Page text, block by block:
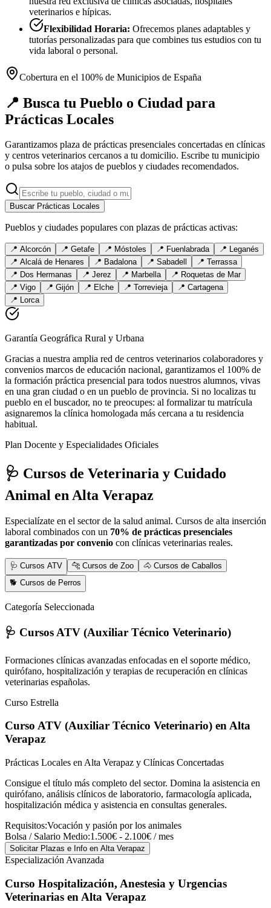
veterinarios e hípicas.
Flexibilidad Horaria: Ofrecemos planes adaptables y
tutorías personalizadas para que combines tus estudios con tu
vida laboral o personal.
Cobertura en el 100% de Municipios de España
📍 Busca tu Pueblo o Ciudad para
Prácticas Locales
Garantizamos plaza de prácticas presenciales concertadas en clínicas
y centros veterinarios cercanos a tu domicilio. Escribe tu municipio
o pulsa sobre los atajos de pueblos y ciudades recomendados.
Buscar Prácticas Locales
Pueblos y ciudades populares con plazas de prácticas activas:
📍 Alcorcón 📍 Getafe 📍 Móstoles 📍 Fuenlabrada 📍 Leganés
📍 Alcalá de Henares 📍 Badalona 📍 Sabadell 📍 Terrassa
📍 Dos Hermanas 📍 Jerez 📍 Marbella 📍 Roquetas de Mar
📍 Vigo 📍 Gijón 📍 Elche 📍 Torrevieja 📍 Cartagena
📍 Lorca
Garantía Geográfica Rural y Urbana
Gracias a nuestra amplia red de centros veterinarios colaboradores y
convenios marcos de educación nacional, garantizamos el 100% de
la formación práctica presencial para todos nuestros alumnos, vivas
en una gran ciudad o en un pueblo de provincia. Si no localizas tu
pueblo en el buscador, no te preocupes: al formalizar tu matrícula
asignaremos la clínica homologada más cercana a tu residencia
habitual.
Plan Docente y Especialidades Oficiales
🩺 Cursos de Veterinaria y Cuidado
Animal en Alta Verapaz
Especialízate en el sector de la salud animal. Cursos de alta inserción
laboral combinados con un 70% de prácticas presenciales
garantizadas por convenio con clínicas veterinarias reales.
🩺 Cursos ATV 🐆 Cursos de Zoo
🐴 Cursos de Caballos
🐕 Cursos de Perros
Categoría Seleccionada
🩺 Cursos ATV (Auxiliar Técnico Veterinario)
Formaciones clínicas avanzadas enfocadas en el soporte médico,
quirófano, hospitalización y terapias de recuperación en clínicas
veterinarias españolas.
Curso Estrella
Curso ATV (Auxiliar Técnico Veterinario) en Alta
Verapaz
Prácticas Locales en Alta Verapaz y Clínicas Concertadas
Consigue el título más completo del sector. Domina la asistencia en
quirófano, análisis clínicos de laboratorio, farmacología aplicada,
hospitalización médica y asistencia en consultas generales.
Requisitos:Vocación y pasión por los animales
Bolsa / Salario Medio:1.500€ - 2.100€ / mes
Solicitar Plazas e Info en Alta Verapaz
Especialización Avanzada
Curso Hospitalización, Anestesia y Urgencias
Veterinarias en Alta Verapaz